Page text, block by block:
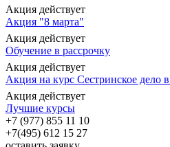
Акция действует
Акция "8 марта"
Акция действует
Обучение в рассрочку
Акция действует
Акция на курс Сестринское дело
Акция действует
Лучшие курсы
+7 (977) 855 11 10
+7(495) 612 15 27